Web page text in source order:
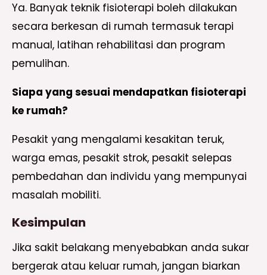
Ya. Banyak teknik fisioterapi boleh dilakukan
secara berkesan di rumah termasuk terapi
manual, latihan rehabilitasi dan program
pemulihan.
Siapa yang sesuai mendapatkan fisioterapi
ke rumah?
Pesakit yang mengalami kesakitan teruk,
warga emas, pesakit strok, pesakit selepas
pembedahan dan individu yang mempunyai
masalah mobiliti.
Kesimpulan
Jika sakit belakang menyebabkan anda sukar
bergerak atau keluar rumah, jangan biarkan